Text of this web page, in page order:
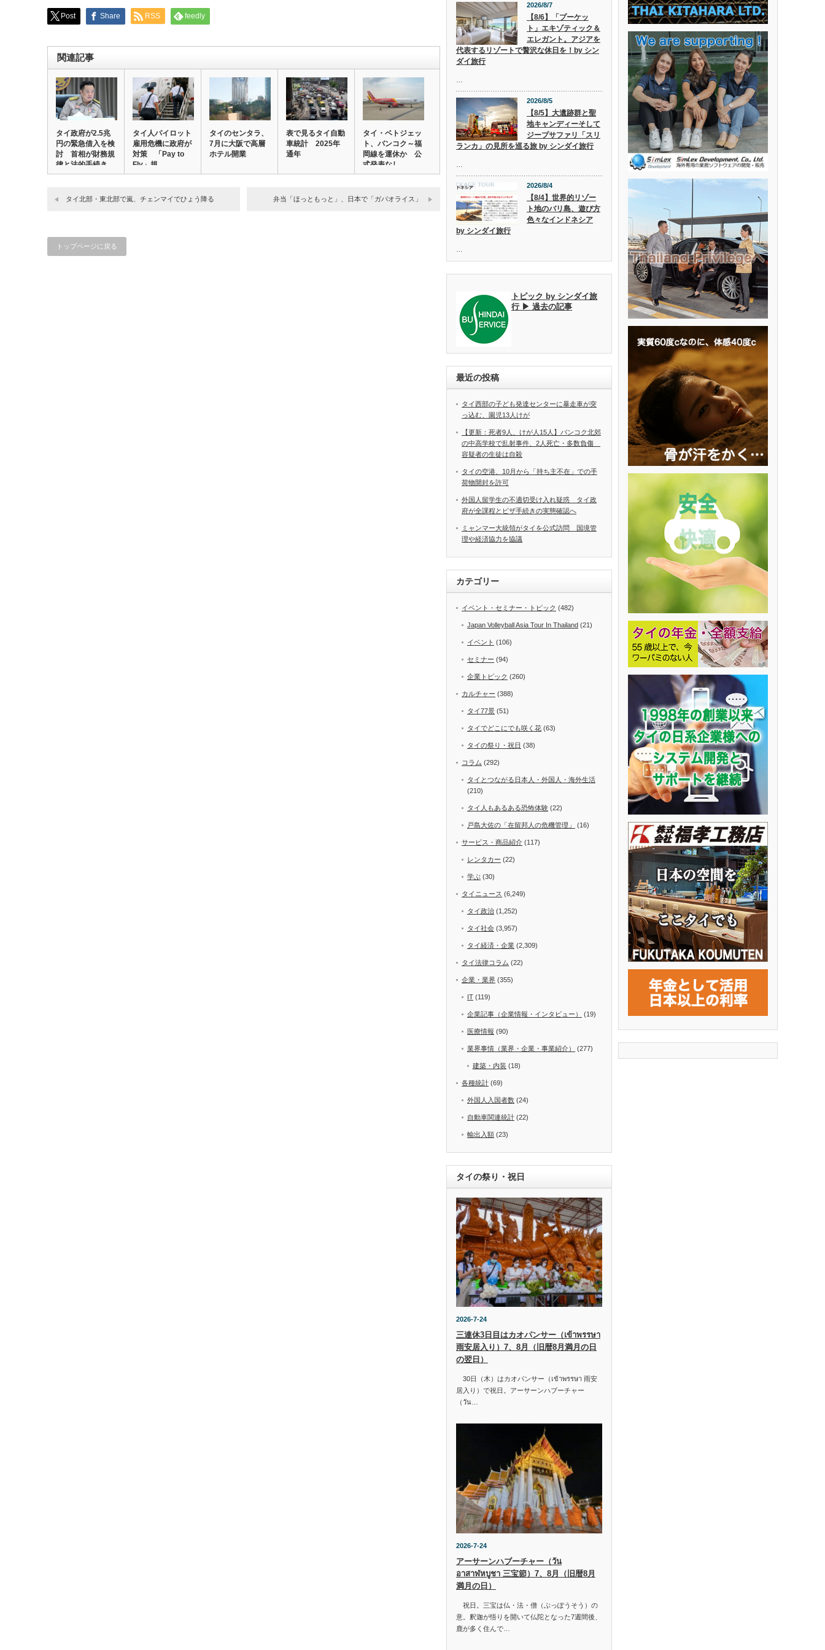
Post Share RSS feedly
関連記事
タイ政府が2.5兆
円の緊急借入を検
討 首相が財務規
律と法的手続き…
タイ人パイロット
雇用危機に政府が
対策 「Pay to
Fly」規…
タイのセンタラ、
7月に大阪で高層
ホテル開業
表で見るタイ自動
車統計 2025年
通年
タイ・ベトジェッ
ト、バンコク～福
岡線を運休か 公
式発表なし
タイ北部・東北部で嵐、チェンマイでひょう降る 弁当「ほっともっと」、日本で「ガパオライス」
トップページに戻る
2026/8/7
【8/6】「プーケッ
ト」エキゾティック＆
エレガント。アジアを
代表するリゾートで贅沢な休日を！by シン
ダイ旅行
2026/8/5
【8/5】大遺跡群と聖
地キャンディーそして
ジープサファリ「スリ
ランカ」の見所を巡る旅 by シンダイ旅行
2026/8/4
【8/4】世界的リゾー
ト地のバリ島、遊び方
色々なインドネシア
by シンダイ旅行
トピック by シンダイ旅
行 ▶ 過去の記事
最近の投稿
タイ西部の子ども発達センターに暴走車が突
っ込む、園児13人けが
【更新：死者9人、けが人15人】バンコク北郊
の中高学校で乱射事件、2人死亡・多数負傷
容疑者の生徒は自殺
タイの空港、10月から「持ち主不在」での手
荷物開封を許可
外国人留学生の不適切受け入れ疑惑 タイ政
府が全課程とビザ手続きの実態確認へ
ミャンマー大統領がタイを公式訪問 国境管
理や経済協力を協議
カテゴリー
イベント・セミナー・トピック (482)
Japan Volleyball Asia Tour In Thailand (21)
イベント (106)
セミナー (94)
企業トピック (260)
カルチャー (388)
タイ77景 (51)
タイでどこにでも咲く花 (63)
タイの祭り・祝日 (38)
コラム (292)
タイとつながる日本人・外国人・海外生活
(210)
タイ人もあるある恐怖体験 (22)
戸島大佐の「在留邦人の危機管理」 (16)
サービス・商品紹介 (117)
レンタカー (22)
学ぶ (30)
タイニュース (6,249)
タイ政治 (1,252)
タイ社会 (3,957)
タイ経済・企業 (2,309)
タイ法律コラム (22)
企業・業界 (355)
IT (119)
企業記事（企業情報・インタビュー） (19)
医療情報 (90)
業界事情（業界・企業・事業紹介） (277)
建築・内装 (18)
各種統計 (69)
外国人入国者数 (24)
自動車関連統計 (22)
輸出入額 (23)
タイの祭り・祝日
2026-7-24
三連休3日目はカオパンサー（เข้าพรรษา
雨安居入り）7、8月（旧暦8月満月の日
の翌日）
30日（木）はカオパンサー（เข้าพรรษา 雨安
居入り）で祝日。アーサーンハブーチャー
（วัน…
2026-7-24
アーサーンハブーチャー（วัน
อาสาฬหบูชา 三宝節）7、8月（旧暦8月
満月の日）
祝日。三宝は仏・法・僧（ぶっぽうそう）の
意。釈迦が悟りを開いて仏陀となった7週間後、
鹿が多く住んで…